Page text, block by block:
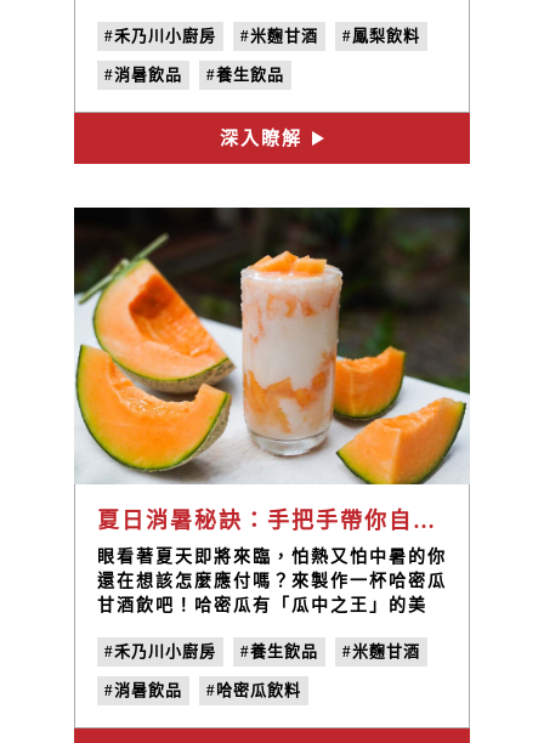
研究顯示鳳梨中的「維生素C」是蘋果的
5倍!搭配一樣含有豐富營養素的米麴甘
酒，品嚐的到米粒與鳳梨丁在口中的酸甜
交互融合，健康好喝的美味飲品，大人小
孩都喜歡!一起來做做看吧!
#禾乃川小廚房 #米麴甘酒 #鳳梨飲料
#消暑飲品 #養生飲品
深入瞭解
夏日消暑秘訣：手把手帶你自製哈密瓜甘酒飲
眼看著夏天即將來臨，怕熱又怕中暑的你
還在想該怎麼應付嗎？來製作一杯哈密瓜
甘酒飲吧！哈密瓜有「瓜中之王」的美
素等天然抗氧化劑，再加上健康養生且被
譽為「喝的點滴」的甘酒飲，這一杯夏日
消暑利器的營養價值超乎想像！
#禾乃川小廚房 #養生飲品 #米麴甘酒
#消暑飲品 #哈密瓜飲料